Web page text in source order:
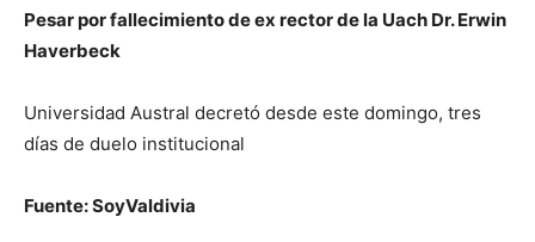
Pesar por fallecimiento de ex rector de la Uach Dr. Erwin
Haverbeck
Universidad Austral decretó desde este domingo, tres
días de duelo institucional
Fuente: SoyValdivia